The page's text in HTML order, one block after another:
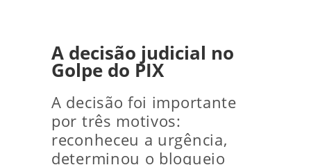
A decisão judicial no
Golpe do PIX
A decisão foi importante
por três motivos:
reconheceu a urgência,
determinou o bloqueio